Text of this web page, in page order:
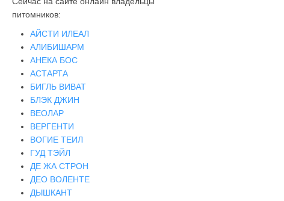
питомников:
АЙСТИ ИЛЕАЛ
АЛИБИШАРМ
АНЕКА БОС
АСТАРТА
БИГЛЬ ВИВАТ
БЛЭК ДЖИН
ВЕОЛАР
ВЕРГЕНТИ
ВОГИЕ ТЕИЛ
ГУД ТЭЙЛ
ДЕ ЖА СТРОН
ДЕО ВОЛЕНТЕ
ДЫШКАНТ